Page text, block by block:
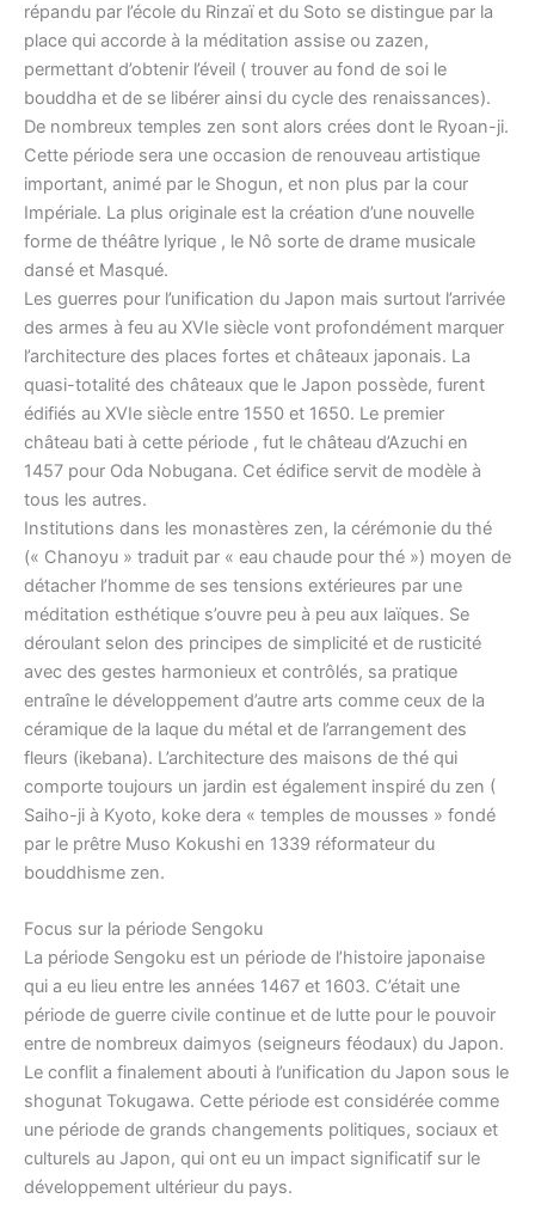
répandu par l’école du Rinzaï et du Soto se distingue par la
place qui accorde à la méditation assise ou zazen,
permettant d’obtenir l’éveil ( trouver au fond de soi le
bouddha et de se libérer ainsi du cycle des renaissances).
De nombreux temples zen sont alors crées dont le Ryoan-ji.
Cette période sera une occasion de renouveau artistique
important, animé par le Shogun, et non plus par la cour
Impériale. La plus originale est la création d’une nouvelle
forme de théâtre lyrique , le Nô sorte de drame musicale
dansé et Masqué.
Les guerres pour l’unification du Japon mais surtout l’arrivée
des armes à feu au XVIe siècle vont profondément marquer
l’architecture des places fortes et châteaux japonais. La
quasi-totalité des châteaux que le Japon possède, furent
édifiés au XVIe siècle entre 1550 et 1650. Le premier
château bati à cette période , fut le château d’Azuchi en
1457 pour Oda Nobugana. Cet édifice servit de modèle à
tous les autres.
Institutions dans les monastères zen, la cérémonie du thé
(« Chanoyu » traduit par « eau chaude pour thé ») moyen de
détacher l’homme de ses tensions extérieures par une
méditation esthétique s’ouvre peu à peu aux laïques. Se
déroulant selon des principes de simplicité et de rusticité
avec des gestes harmonieux et contrôlés, sa pratique
entraîne le développement d’autre arts comme ceux de la
céramique de la laque du métal et de l’arrangement des
fleurs (ikebana). L’architecture des maisons de thé qui
comporte toujours un jardin est également inspiré du zen (
Saiho-ji à Kyoto, koke dera « temples de mousses » fondé
par le prêtre Muso Kokushi en 1339 réformateur du
bouddhisme zen.
Focus sur la période Sengoku
La période Sengoku est un période de l’histoire japonaise
qui a eu lieu entre les années 1467 et 1603. C’était une
période de guerre civile continue et de lutte pour le pouvoir
entre de nombreux daimyos (seigneurs féodaux) du Japon.
Le conflit a finalement abouti à l’unification du Japon sous le
shogunat Tokugawa. Cette période est considérée comme
une période de grands changements politiques, sociaux et
culturels au Japon, qui ont eu un impact significatif sur le
développement ultérieur du pays.